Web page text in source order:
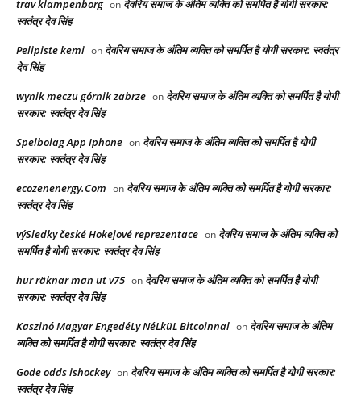
trav klampenborg on देवरिय समाज के अंतिम व्यक्ति को समर्पित है योगी सरकार:
स्वतंत्र देव सिंह
Pelipiste kemi on देवरिय समाज के अंतिम व्यक्ति को समर्पित है योगी सरकार: स्वतंत्र
देव सिंह
wynik meczu górnik zabrze on देवरिय समाज के अंतिम व्यक्ति को समर्पित है योगी
सरकार: स्वतंत्र देव सिंह
Spelbolag App Iphone on देवरिय समाज के अंतिम व्यक्ति को समर्पित है योगी
सरकार: स्वतंत्र देव सिंह
ecozenenergy.Com on देवरिय समाज के अंतिम व्यक्ति को समर्पित है योगी सरकार:
स्वतंत्र देव सिंह
výSledky české Hokejové reprezentace on देवरिय समाज के अंतिम व्यक्ति को
समर्पित है योगी सरकार: स्वतंत्र देव सिंह
hur räknar man ut v75 on देवरिय समाज के अंतिम व्यक्ति को समर्पित है योगी
सरकार: स्वतंत्र देव सिंह
Kaszinó Magyar EngedéLy NéLküL Bitcoinnal on देवरिय समाज के अंतिम
व्यक्ति को समर्पित है योगी सरकार: स्वतंत्र देव सिंह
Gode odds ishockey on देवरिय समाज के अंतिम व्यक्ति को समर्पित है योगी सरकार:
स्वतंत्र देव सिंह